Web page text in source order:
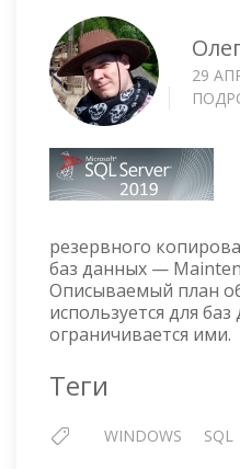
29
резервного
баз данных —
Описываемый план
используется для
ограничивается ими.
Теги
WINDOWS SQL